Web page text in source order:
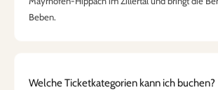
Beben.
Welche Ticketkategorien kann ich buchen?